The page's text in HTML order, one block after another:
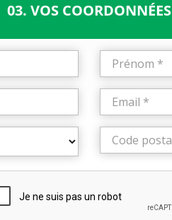
03. VOS COORDONNÉES